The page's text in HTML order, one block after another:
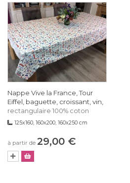
Nappe Vive la France, Tour
Eiffel, baguette, croissant, vin,
rectangulaire 100% coton
125x160, 160x200, 160x250 cm
à partir de 29,00 €